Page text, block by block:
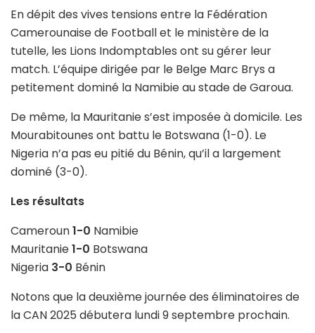
En dépit des vives tensions entre la Fédération
Camerounaise de Football et le ministère de la
tutelle, les Lions Indomptables ont su gérer leur
match. L’équipe dirigée par le Belge Marc Brys a
petitement dominé la Namibie au stade de Garoua.
De même, la Mauritanie s’est imposée à domicile. Les
Mourabitounes ont battu le Botswana (1-0). Le
Nigeria n’a pas eu pitié du Bénin, qu’il a largement
dominé (3-0).
Les résultats
Cameroun1-0 Namibie
Mauritanie1-0 Botswana
Nigeria 3-0 Bénin
Notons que la deuxième journée des éliminatoires de
la CAN 2025 débutera lundi 9 septembre prochain.